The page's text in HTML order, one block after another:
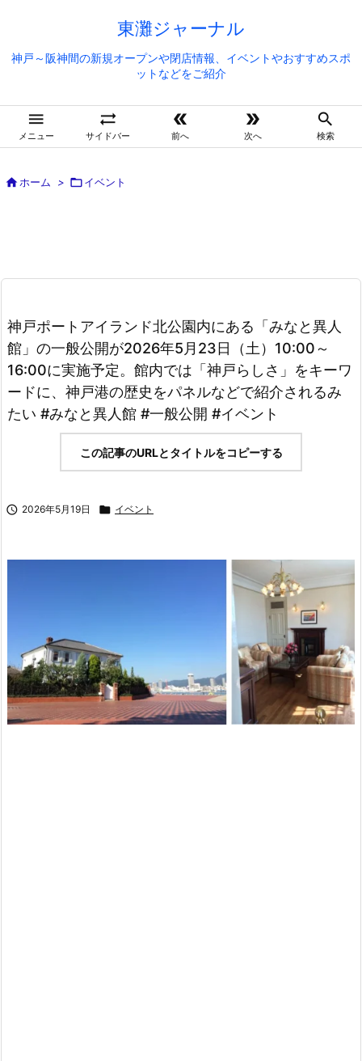
東灘ジャーナル
神戸～阪神間の新規オープンや閉店情報、イベントやおすすめスポ
ットなどをご紹介

メニュー

サイドバー

前へ

次へ

検索
ホーム > イベント
神戸ポートアイランド北公園内にある「みなと異人
館」の一般公開が2026年5月23日（土）10:00～
16:00に実施予定。館内では「神戸らしさ」をキーワ
ードに、神戸港の歴史をパネルなどで紹介されるみ
たい #みなと異人館 #一般公開 #イベント
この記事のURLとタイトルをコピーする
 2026年5月19日  イベント